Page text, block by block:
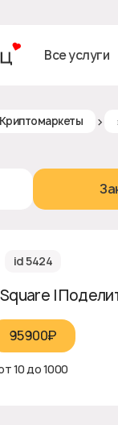
Все услуги
Криптомаркеты >
id 5424
Square |
95900₽‎
10 до 1000